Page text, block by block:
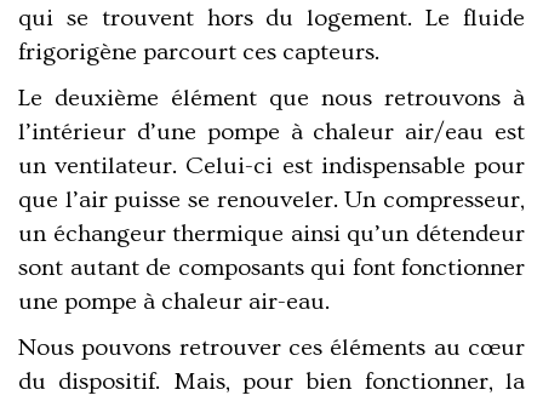
qui se trouvent hors du logement. Le fluide
frigorigène parcourt ces capteurs.
Le deuxième élément que nous retrouvons à
l’intérieur d’une pompe à chaleur air/eau est
un ventilateur. Celui-ci est indispensable pour
que l’air puisse se renouveler. Un compresseur,
un échangeur thermique ainsi qu’un détendeur
sont autant de composants qui font fonctionner
une pompe à chaleur air-eau.
Nous pouvons retrouver ces éléments au cœur
du dispositif. Mais, pour bien fonctionner, la